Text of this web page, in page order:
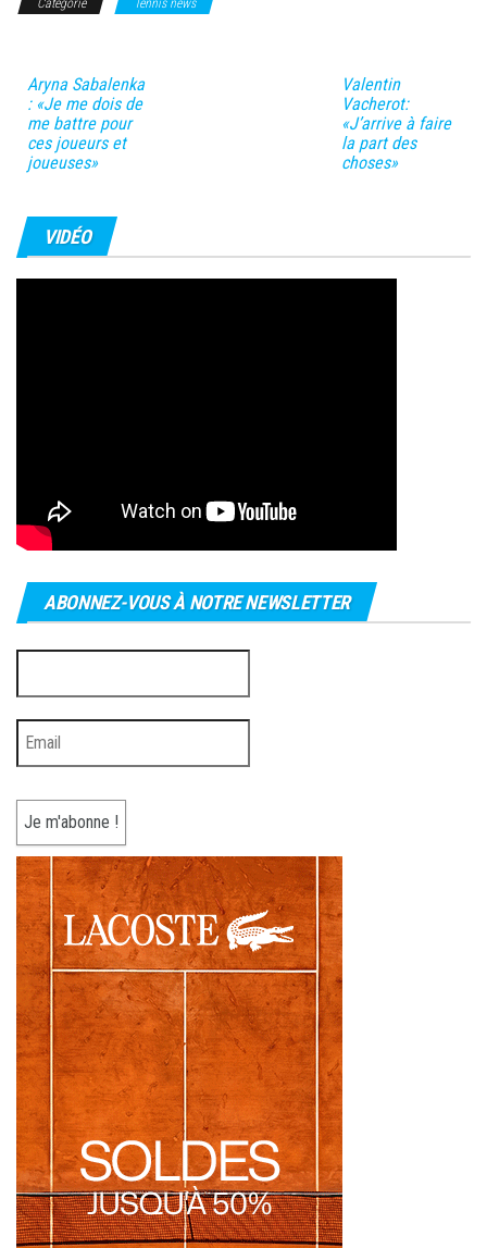
Aryna Sabalenka
: «Je me dois de
me battre pour
ces joueurs et
joueuses»
Valentin
Vacherot:
«J’arrive à faire
la part des
choses»
VIDÉO
ABONNEZ-VOUS À NOTRE NEWSLETTER